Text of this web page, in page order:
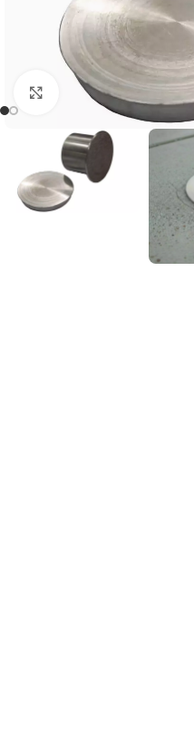
Klick zum Vergrößern